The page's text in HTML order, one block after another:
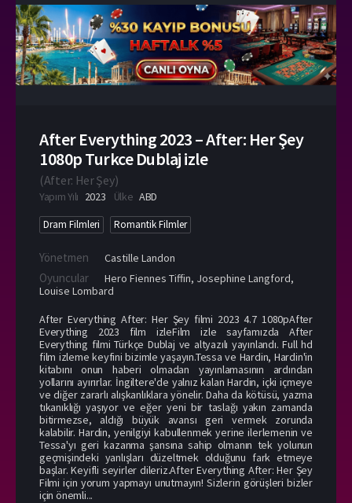
After Everything 2023 – After: Her Şey
1080p Turkce Dublaj izle
(After: Her Şey)
Yapım Yılı 2023 Ülke ABD
Dram Filmleri Romantik Filmler
Yönetmen Castille Landon
Oyuncular Hero Fiennes Tiffin, Josephine Langford,
Louise Lombard
After Everything After: Her Şey filmi 2023 4.7 1080pAfter
Everything 2023 film izleFilm izle sayfamızda After
Everything filmi Türkçe Dublaj ve altyazılı yayınlandı. Full hd
film izleme keyfini bizimle yaşayın.Tessa ve Hardin, Hardin'in
kitabını onun haberi olmadan yayınlamasının ardından
yollarını ayırırlar. İngiltere'de yalnız kalan Hardin, içki içmeye
ve diğer zararlı alışkanlıklara yönelir. Daha da kötüsü, yazma
tıkanıklığı yaşıyor ve eğer yeni bir taslağı yakın zamanda
bitirmezse, aldığı büyük avansı geri vermek zorunda
kalabilir. Hardin, yenilgiyi kabullenmek yerine ilerlemenin ve
Tessa'yı geri kazanma şansına sahip olmanın tek yolunun
geçmişindeki yanlışları düzeltmek olduğunu fark etmeye
başlar. Keyifli seyirler dileriz.After Everything After: Her Şey
Filmi için yorum yapmayı unutmayın! Sizlerin görüşleri bizler
için önemli...